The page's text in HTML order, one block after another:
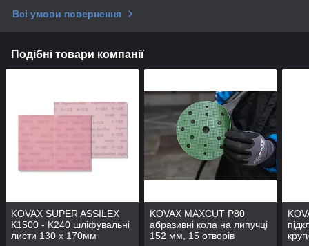
Всі умови повернення
Подібні товари компанії
KOVAX SUPER ASSILEX
К1500 - K240 шліфувальні
листи 130 х 170мм
KOVAX MAXCUT P80
абразивні кола на липучці
152 мм, 15 отворів